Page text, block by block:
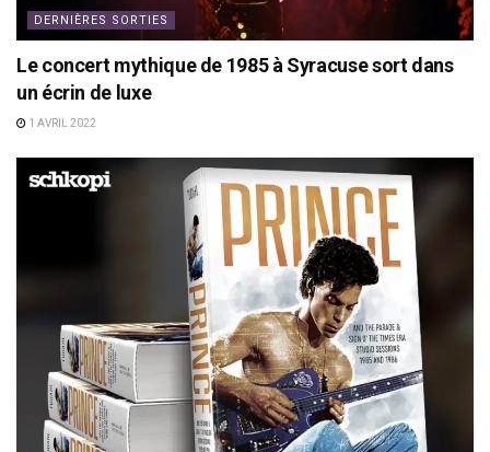
DERNIÈRES SORTIES
Le concert mythique de 1985 à Syracuse sort dans
un écrin de luxe
1 AVRIL 2022